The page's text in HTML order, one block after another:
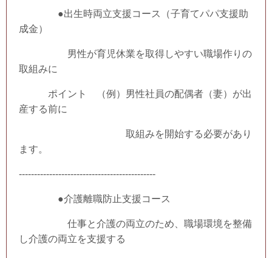
●出生時両立支援コース（子育てパパ支援助
成金）
男性が育児休業を取得しやすい職場作りの
取組みに
ポイント （例）男性社員の配偶者（妻）が出
産する前に
取組みを開始する必要があり
ます。
---------------------------------------------
●介護離職防止支援コース
仕事と介護の両立のため、職場環境を整備
し介護の両立を支援する